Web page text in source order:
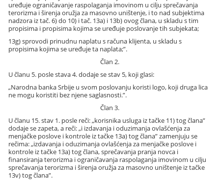
uređuje ograničavanje raspolaganja imovinom u cilju sprečavanja
terorizma i širenja oružja za masovno uništenje, i to nad subjektima
nadzora iz tač. 6) do 10) i tač. 13a) i 13b) ovog člana, u skladu s tim
propisima i propisima kojima se uređuje poslovanje tih subjekata;
13g) sprovodi prinudnu naplatu s računa klijenta, u skladu s
propisima kojima se uređuje ta naplata;”.
Član 2.
U članu 5. posle stava 4. dodaje se stav 5, koji glasi:
„Narodna banka Srbije u svom poslovanju koristi logo, koji druga lica
ne mogu koristiti bez njene saglasnosti.”.
Član 3.
U članu 15. stav 1. posle reči: „korisnika usluga iz tačke 11) tog člana”
dodaje se zapeta, a reči: „i izdavanja i oduzimanja ovlašćenja za
menjačke poslove i kontrole iz tačke 13a) tog člana” zamenjuju se
rečima: „izdavanja i oduzimanja ovlašćenja za menjačke poslove i
kontrole iz tačke 13a) tog člana, sprečavanja pranja novca i
finansiranja terorizma i ograničavanja raspolaganja imovinom u cilju
sprečavanja terorizma i širenja oružja za masovno uništenje iz tačke
13v) tog člana”.